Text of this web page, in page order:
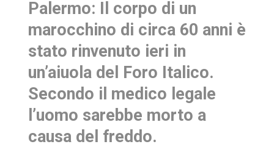
Palermo: Il corpo di un
marocchino di circa 60 anni è
stato rinvenuto ieri in
un’aiuola del Foro Italico.
Secondo il medico legale
l’uomo sarebbe morto a
causa del freddo.